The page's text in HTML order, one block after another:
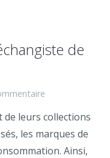
de
leurs collections
les marques de
Ainsi,